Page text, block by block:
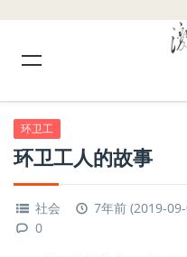
环卫工
环卫工人的故事
社会 7年前 (2019-
0